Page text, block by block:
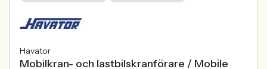
Havator
Mobilkran- och lastbilskranförare / Mobile